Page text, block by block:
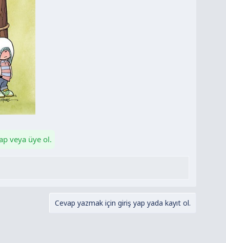
veya üye ol.
Cevap yazmak için giriş yap yada kayıt ol.